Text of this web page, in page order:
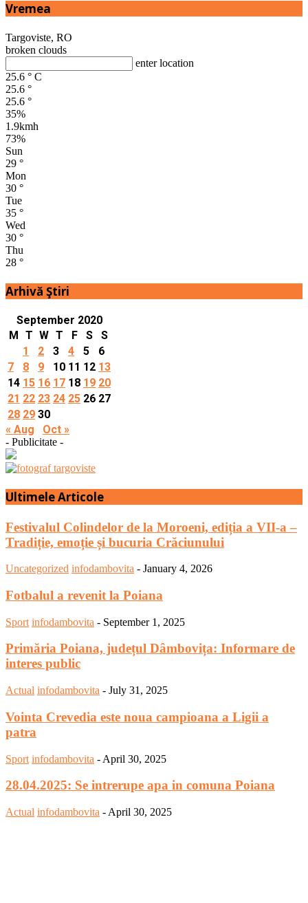
Vremea
Targoviste, RO
broken clouds
enter location
25.6 ° C
25.6 °
25.6 °
35%
1.9kmh
73%
Sun
29 °
Mon
30 °
Tue
35 °
Wed
30 °
Thu
28 °
Arhivă Ştiri
September 2020
M T W T F S
S
1
2 3 4 5
6
7
8 9 10 11 12 13
14 15 16 17 18 19 20
21 22 23 24 25 26 27
28 29 30
« Aug
Oct »
- Publicitate -
Ultimele Articole
Festivalul Colindelor de la Moroeni, ediția a VII-a –
Tradiție, emoție și bucuria Crăciunului
Uncategorized infodambovita - January 4, 2026
Fotbalul a revenit la Poiana
Sport infodambovita - September 1, 2025
Primăria Poiana, județul Dâmbovița: Informare de
interes public
Actual infodambovita - July 31, 2025
Vointa Crevedia este noua campioana a Ligii a
patra
Sport infodambovita - April 30, 2025
28.04.2025: Se intrerupe apa in comuna Poiana
Actual infodambovita - April 30, 2025